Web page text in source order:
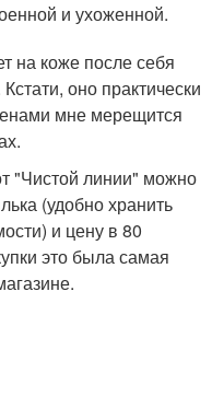
и ухоженной.
на коже после себя
оно практически
мне мерещится
"Чистой линии" можно
(удобно хранить
и цену в 80
это была самая